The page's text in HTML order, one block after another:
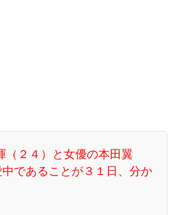
（２４）と女優の本田翼
中であることが３１日、分か